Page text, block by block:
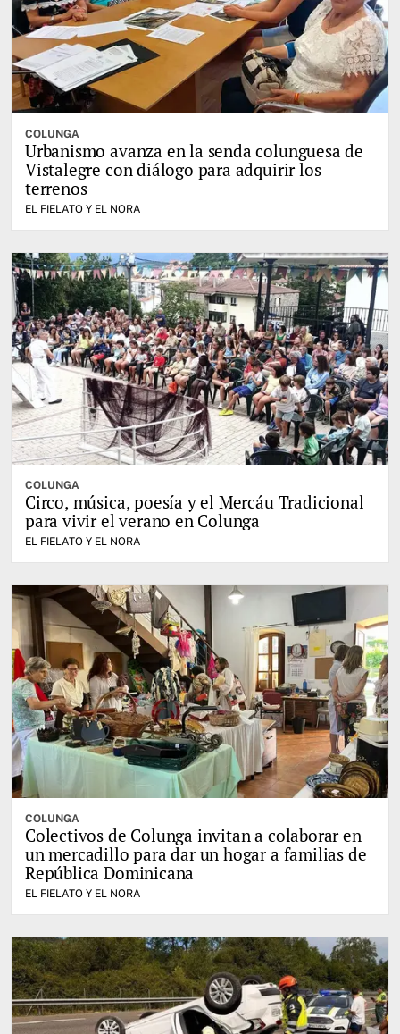
COLUNGA
Urbanismo avanza en la senda colunguesa de
Vistalegre con diálogo para adquirir los
terrenos
EL FIELATO Y EL NORA
COLUNGA
Circo, música, poesía y el Mercáu Tradicional
para vivir el verano en Colunga
EL FIELATO Y EL NORA
COLUNGA
Colectivos de Colunga invitan a colaborar en
un mercadillo para dar un hogar a familias de
República Dominicana
EL FIELATO Y EL NORA